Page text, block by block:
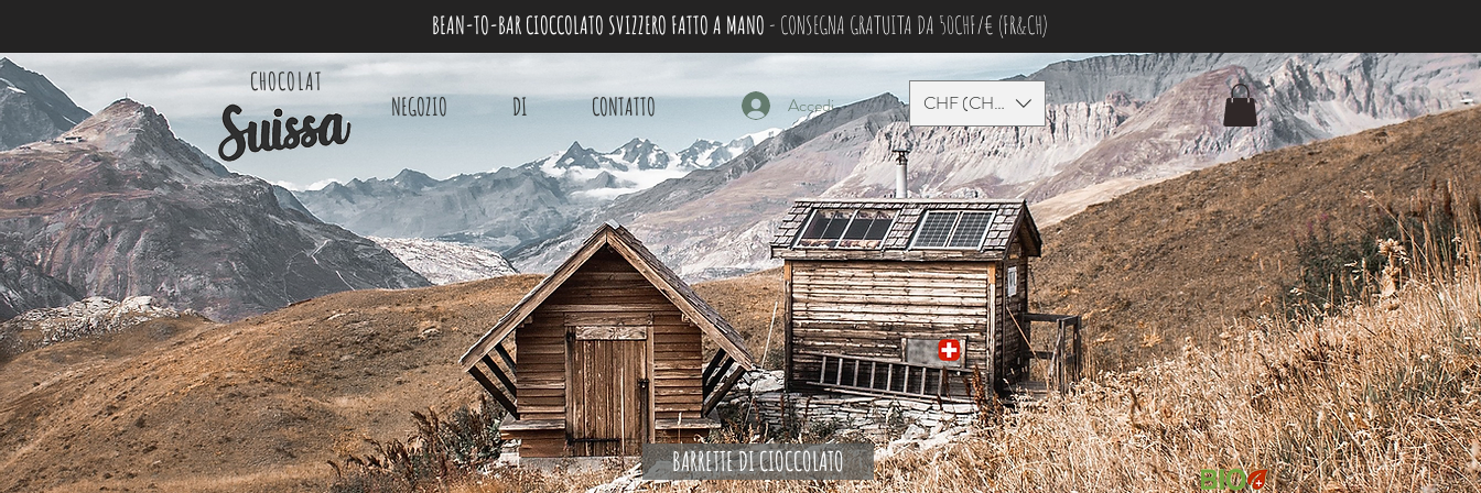
BEAN-TO-BAR CIOCCOLATO SVIZZERO FATTO A MANO - CONSEGNA GRATUITA DA 50CHF/€ (FR&CH)
NEGOZIO DI CONTATTO Accedi
CHOCOLAT
CHF (CHF)
BARRETTE DI CIOCCOLATO